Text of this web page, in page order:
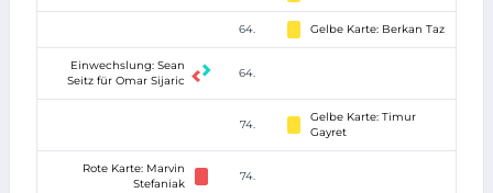
64. Gelbe Karte: Berkan Taz
Einwechslung: Sean
Seitz für Omar Sijaric
64.
74.
Gelbe Karte: Timur
Gayret
Rote Karte: Marvin
Stefaniak
74.